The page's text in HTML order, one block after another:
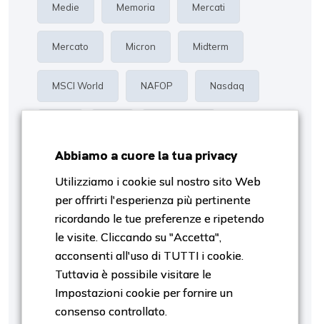
Medie Memoria Mercati
Mercato Micron Midterm
MSCI World NAFOP Nasdaq
Rendimento Risk Management
S&p500 Settori SpaceX
Stagiobnalità Stagionalità
Tech Trimestrali Valutazione
Abbiamo a cuore la tua privacy
Utilizziamo i cookie sul nostro sito Web
per offrirti l'esperienza più pertinente
ricordando le tue preferenze e ripetendo
le visite. Cliccando su "Accetta",
acconsenti all'uso di TUTTI i cookie.
Tuttavia è possibile visitare le
Impostazioni cookie per fornire un
consenso controllato.